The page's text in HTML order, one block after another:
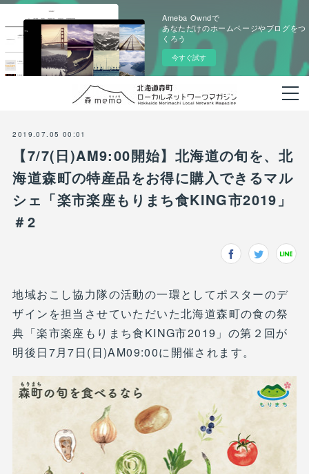
Ameba Owndで
あなただけのホームページやブログをつ
くろう
今すぐ試す
2019.07.05 00:01
【7/7(日)AM9:00開始】北海道の旬を、北
海道森町の特産品をお得に購入できるマル
シェ「楽市楽座もりまち食KING市2019」
＃2
地域おこし協力隊の活動の一環としてポスターのデ
ザインを担当させていただいた北海道森町の食の祭
典「楽市楽座もりまち食KING市2019」の第２回が
明後日7月7日(日)AM09:00に開催されます。